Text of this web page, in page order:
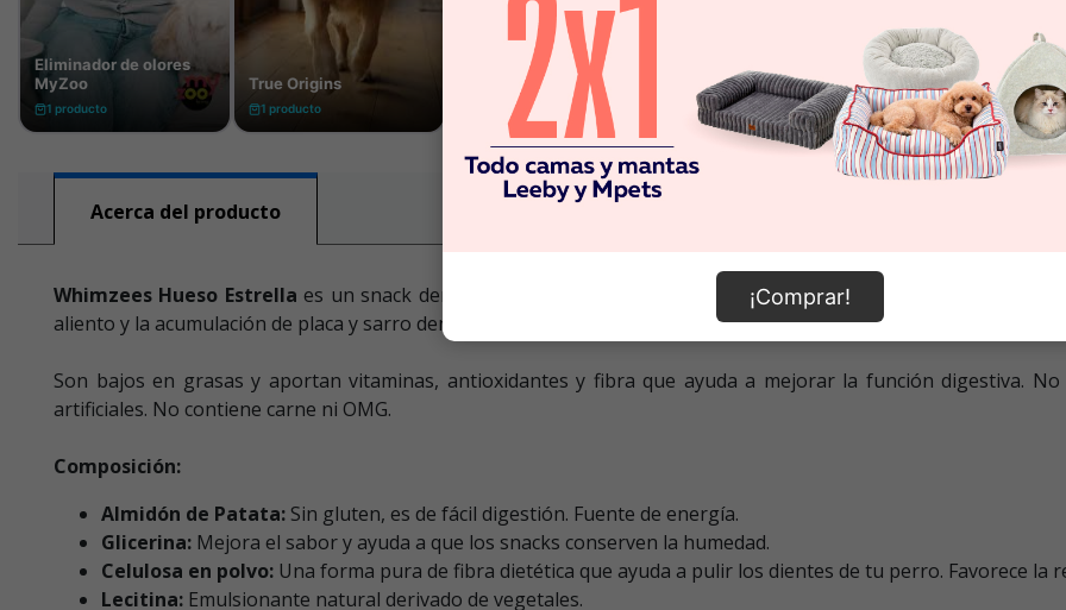
Acerca del producto
Whimzees Hueso Estrella es un snack dental, su diseño largo y textura, con base vegetal, garantizan un
aliento y la acumulación de placa y sarro dental. Los snacks vegetarianos Whimzees no contienen gluten, por lo
Son bajos en grasas y aportan vitaminas, antioxidantes y fibra que ayuda a mejorar la función digestiva.
artificiales. No contiene carne ni OMG.
Composición:
Almidón de Patata: Sin gluten, es de fácil digestión. Fuente de energía.
Glicerina: Mejora el sabor y ayuda a que los snacks conserven la humedad.
Celulosa en polvo: Una forma pura de fibra dietética que ayuda a pulir los dientes de tu perro. Favorece la
Lecitina: Emulsionante natural derivado de vegetales.
¡Comprar!